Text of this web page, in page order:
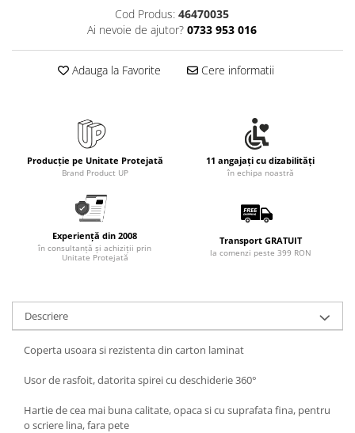
Rezerve instrumente scris
Tavite documente si suporturi
Foarfece pentru birou
Produse Antibacteriene
Articole pentru baie
Articole pentru bucatarie
Maturi, mopuri si galeti
Hartie igienica, prosoape hartie si
dispensere
Articole pentru rufe, casa,
Articole pentru birou, suprafete,
pardoseli
Intretinere si odorizante masina
Tipografie si stampile
Cod Produs: 46470035
Ai nevoie de ajutor? 0733 953 016
Adauga la Favorite Cere informatii
Producție pe Unitate Protejată
Brand Product UP
11 angajați cu dizabilități
în echipa noastră
Experiență din 2008
în consultanță și achiziții prin
Unitate Protejată
Transport GRATUIT
la comenzi peste 399 RON
Descriere
Coperta usoara si rezistenta din carton laminat
Usor de rasfoit, datorita spirei cu deschiderie 360°
Hartie de cea mai buna calitate, opaca si cu suprafata fina, pentru
o scriere lina, fara pete